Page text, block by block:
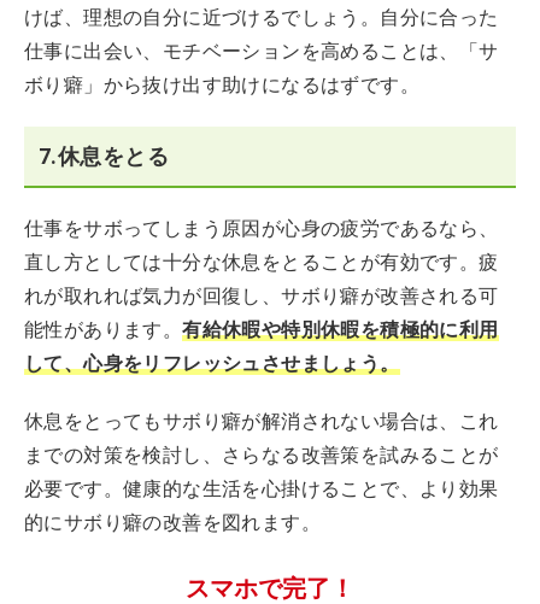
けば、理想の自分に近づけるでしょう。自分に合った
仕事に出会い、モチベーションを高めることは、「サ
ボり癖」から抜け出す助けになるはずです。
7.休息をとる
仕事をサボってしまう原因が心身の疲労であるなら、
直し方としては十分な休息をとることが有効です。疲
れが取れれば気力が回復し、サボり癖が改善される可
能性があります。有給休暇や特別休暇を積極的に利用
して、心身をリフレッシュさせましょう。
休息をとってもサボり癖が解消されない場合は、これ
までの対策を検討し、さらなる改善策を試みることが
必要です。健康的な生活を心掛けることで、より効果
的にサボり癖の改善を図れます。
スマホで完了！